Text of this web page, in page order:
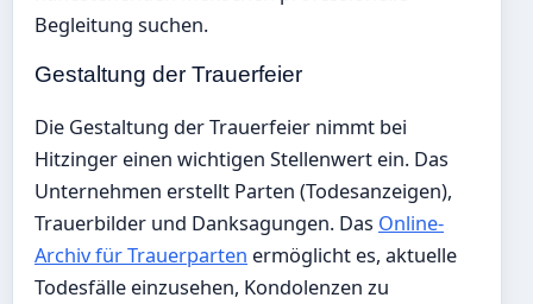
Begleitung suchen.
Gestaltung der Trauerfeier
Die Gestaltung der Trauerfeier nimmt bei
Hitzinger einen wichtigen Stellenwert ein. Das
Unternehmen erstellt Parten (Todesanzeigen),
Trauerbilder und Danksagungen. Das Online-
Archiv für Trauerparten ermöglicht es, aktuelle
Todesfälle einzusehen, Kondolenzen zu